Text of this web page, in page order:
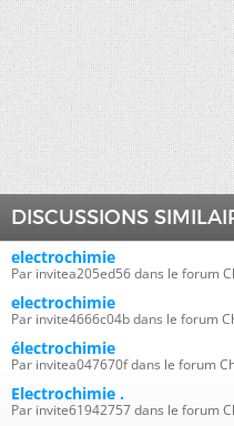
DISCUSSIONS
electrochimie
Par invitea205ed56 dans le forum
electrochimie
Par invite4666c04b dans le forum
électrochimie
Par invitea047670f dans le forum
Electrochimie .
Par invite61942757 dans le forum